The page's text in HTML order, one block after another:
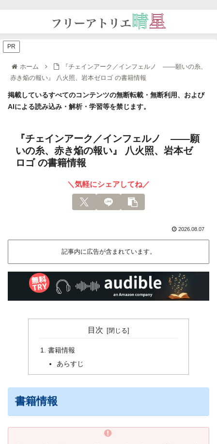
ホーム
『チェインアーク／インフェルノ ――願いの糸、
赤き焔の報い』 八火照、岩本ゼロゴ の書籍情報
掲載しているすべてのコンテンツの無断転載・無断利用、および
AIによる読み込み・解析・学習等を禁じます。
『チェインアーク／インフェルノ ――願
いの糸、赤き焔の報い』 八火照、岩本ゼ
ロゴ の書籍情報
＼気軽にシェアしてね／
2026.08.07
記事内に広告が含まれています。
PR
目次
書籍情報
あらすじ
書籍情報